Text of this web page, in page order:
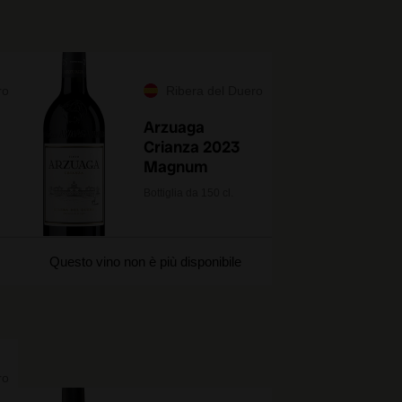
Arzuaga
Crianza 2023
Magnum
Questo vino non è più disponibile